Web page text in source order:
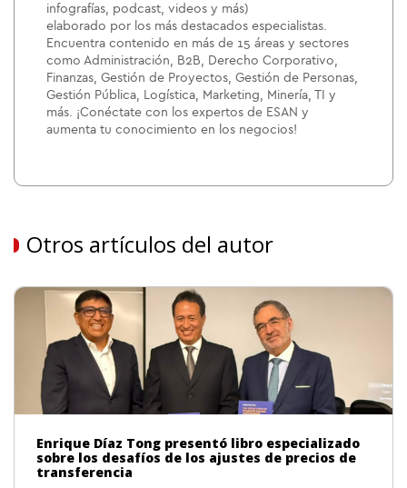
infografías, podcast, videos y más)
elaborado por los más destacados especialistas.
Encuentra contenido en más de 15 áreas y sectores
como Administración, B2B, Derecho Corporativo,
Finanzas, Gestión de Proyectos, Gestión de Personas,
Gestión Pública, Logística, Marketing, Minería, TI y
más. ¡Conéctate con los expertos de ESAN y
aumenta tu conocimiento en los negocios!
Otros artículos del autor
Enrique Díaz Tong presentó libro especializado
sobre los desafíos de los ajustes de precios de
transferencia